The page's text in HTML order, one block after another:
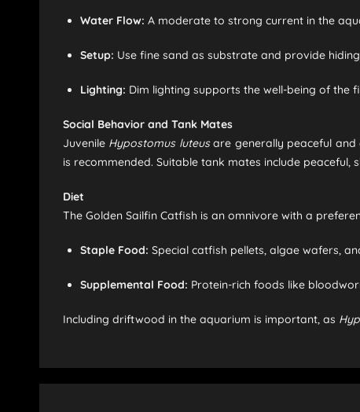
Water Flow: A moderate to strong current in the
Setup: Use fine sand as substrate and provide
Lighting: Dim lighting supports the well-being of the
Social Behavior and Tank Mates
Juvenile Hypostomus luteusare generally peaceful and
is recommended. Suitable tank mates include
Diet
The Golden Sailfin Catfish is an omnivore with a
Staple Food: Special catfish pellets, algae wafers,
Supplemental Food: Protein-rich foods like
Including driftwood in the aquarium is important, as